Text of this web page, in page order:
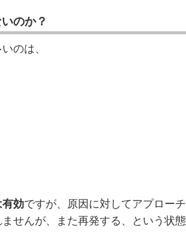
のか？
のは、
有効ですが、原因に対してアプロー
せんが、また再発する、という状